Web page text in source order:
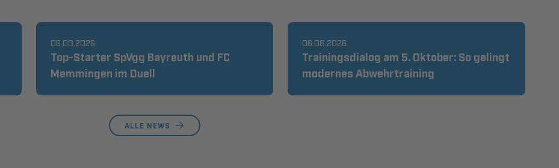
06.08.2026
Top-Starter SpVgg Bayreuth und FC
Memmingen im Duell
06.08.2026
Trainingsdialog am 5. Oktober: So gelingt
modernes Abwehrtraining
ALLE NEWS